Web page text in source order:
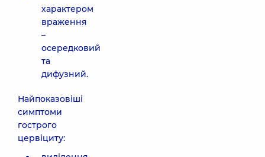
характером
враження
–
осередковий
та
дифузний.
Найпоказовіші
симптоми
гострого
цервіциту: